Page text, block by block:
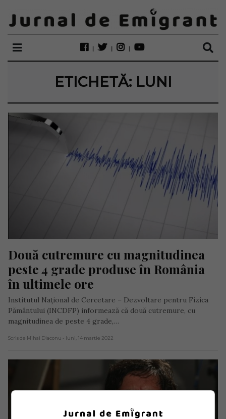
ETICHETĂ: LUNI
Două cutremure cu magnitudinea
peste 4 grade produse în România
în ultimele ore
Institutul Național de Cercetare – Dezvoltare pentru Fizica
Pământului (INCDFP) informează că două cutremure, cu
magnitudinea de peste 4 grade,…
Scris de Mihai Diaconu - luni, 14 martie 2022